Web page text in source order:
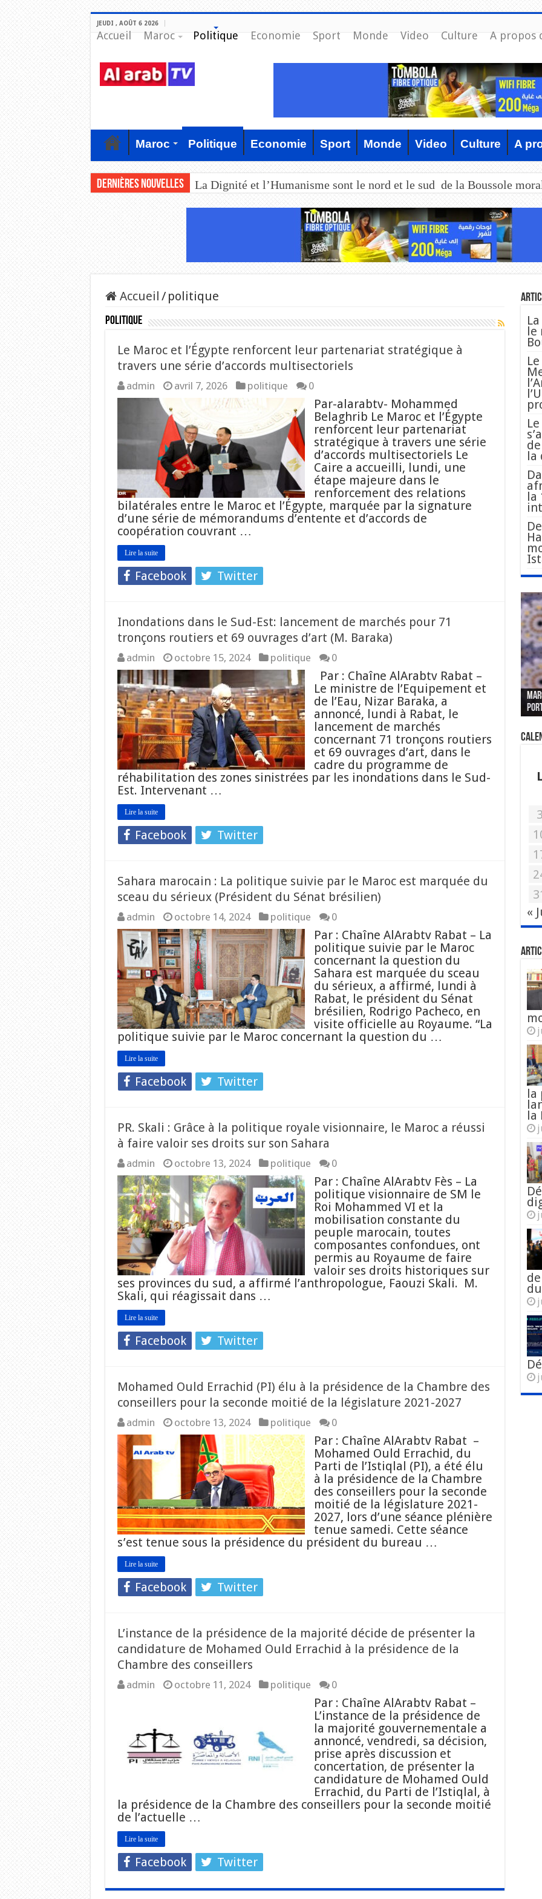
JEUDI , AOÛT 6 2026
Accueil Maroc Politique Economie Sport Monde Video Culture A propos
Maroc Politique Economie Sport Monde Video Culture A
Dernières nouvelles La Dignité et l’Humanisme sont le nord et le sud de la Boussole
Accueil / politique
politique
Le Maroc et l’Égypte renforcent leur partenariat stratégique à
travers une série d’accords multisectoriels
admin avril 7, 2026 politique 0
Par-alarabtv- Mohammed
Belaghrib Le Maroc et l’Égypte
renforcent leur partenariat
stratégique à travers une série
d’accords multisectoriels Le
Caire a accueilli, lundi, une
étape majeure dans le
renforcement des relations
bilatérales entre le Maroc et l’Égypte, marquée par la signature
d’une série de mémorandums d’entente et d’accords de
coopération couvrant …
Lire la suite
Facebook Twitter
Inondations dans le Sud-Est: lancement de marchés pour 71
tronçons routiers et 69 ouvrages d’art (M. Baraka)
admin octobre 15, 2024 politique 0
Par : Chaîne AlArabtv Rabat –
Le ministre de l’Equipement et
de l’Eau, Nizar Baraka, a
annoncé, lundi à Rabat, le
lancement de marchés
concernant 71 tronçons routiers
et 69 ouvrages d’art, dans le
cadre du programme de
réhabilitation des zones sinistrées par les inondations dans le Sud-
Est. Intervenant …
Lire la suite
Facebook Twitter
Sahara marocain : La politique suivie par le Maroc est marquée du
sceau du sérieux (Président du Sénat brésilien)
admin octobre 14, 2024 politique 0
Par : Chaîne AlArabtv Rabat – La
politique suivie par le Maroc
concernant la question du
Sahara est marquée du sceau
du sérieux, a affirmé, lundi à
Rabat, le président du Sénat
brésilien, Rodrigo Pacheco, en
visite officielle au Royaume. “La
politique suivie par le Maroc concernant la question du …
Lire la suite
Facebook Twitter
PR. Skali : Grâce à la politique royale visionnaire, le Maroc a réussi
à faire valoir ses droits sur son Sahara
admin octobre 13, 2024 politique 0
Par : Chaîne AlArabtv Fès – La
politique visionnaire de SM le
Roi Mohammed VI et la
mobilisation constante du
peuple marocain, toutes
composantes confondues, ont
permis au Royaume de faire
valoir ses droits historiques sur
ses provinces du sud, a affirmé l’anthropologue, Faouzi Skali. M.
Skali, qui réagissait dans …
Lire la suite
Facebook Twitter
Mohamed Ould Errachid (PI) élu à la présidence de la Chambre des
conseillers pour la seconde moitié de la législature 2021-2027
admin octobre 13, 2024 politique 0
Par : Chaîne AlArabtv Rabat –
Mohamed Ould Errachid, du
Parti de l’Istiqlal (PI), a été élu
à la présidence de la Chambre
des conseillers pour la seconde
moitié de la législature 2021-
2027, lors d’une séance plénière
tenue samedi. Cette séance
s’est tenue sous la présidence du président du bureau …
Lire la suite
Facebook Twitter
L’instance de la présidence de la majorité décide de présenter la
candidature de Mohamed Ould Errachid à la présidence de la
Chambre des conseillers
admin octobre 11, 2024 politique 0
Par : Chaîne AlArabtv Rabat –
L’instance de la présidence de
la majorité gouvernementale a
annoncé, vendredi, sa décision,
prise après discussion et
concertation, de présenter la
candidature de Mohamed Ould
Errachid, du Parti de l’Istiqlal, à
la présidence de la Chambre des conseillers pour la seconde moitié
de l’actuelle …
Lire la suite
Facebook Twitter
le
la
la
Le
des
«
L
3
«
la
la